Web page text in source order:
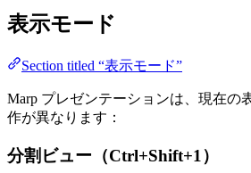
表示モード
Section titled “表示モード”
Marp プレゼンテーションは、現在の
作が異なります：
分割ビュー（Ctrl+Shift+1）